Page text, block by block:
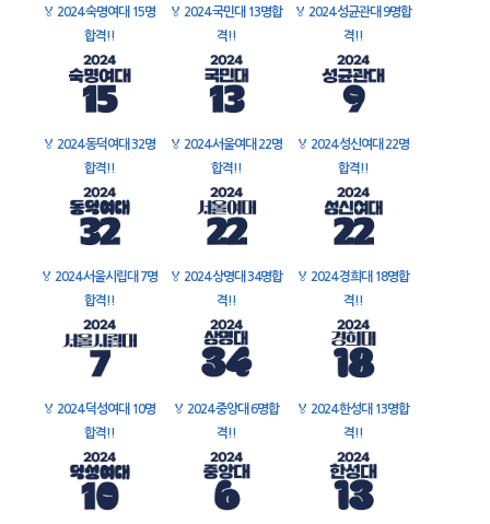
🏅 2024 숙명여대 15명
합격!!
🏅 2024 국민대 13명합
격!!
🏅 2024 성균관대 9명합
격!!
🏅 2024 동덕여대 32명
합격!!
🏅 2024 서울여대 22명
합격!!
🏅 2024 성신여대 22명
합격!!
🏅 2024 서울시립대 7명
합격!!
🏅 2024 상명대 34명합
격!!
🏅 2024 경희대 18명합
격!!
🏅 2024 덕성여대 10명
합격!!
🏅 2024 중앙대 6명합
격!!
🏅 2024 한성대 13명합
격!!